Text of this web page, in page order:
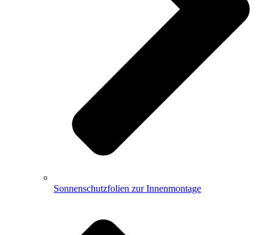
Sonnenschutzfolien zur Innenmontage